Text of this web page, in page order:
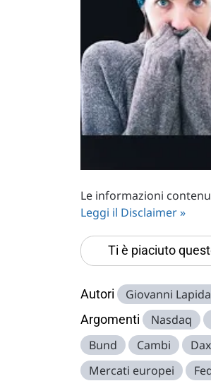
Le informazioni
Leggi il Disclaimer »
Ti è piaciuto
Autori Giovanni
Argomenti Nasdaq
Bund
Cambi Dax
Mercati europei